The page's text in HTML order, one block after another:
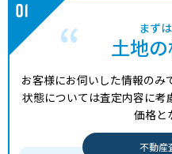
まず
土地
お客様にお伺いした情報のみ
状態については査定内容に
価格と
不動産